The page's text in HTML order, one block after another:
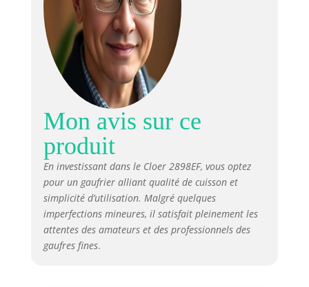
Mon avis sur ce
produit
En investissant dans le Cloer 2898EF, vous optez
pour un gaufrier alliant qualité de cuisson et
simplicité d’utilisation. Malgré quelques
imperfections mineures, il satisfait pleinement les
attentes des amateurs et des professionnels des
gaufres fines.